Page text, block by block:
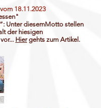
18.11.2023
Unter diesemMotto stellen
der hiesigen
Hiergehts zum Artikel.